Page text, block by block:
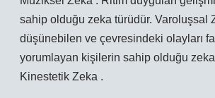
sahip olduğu zeka türüdür. Varoluşsal
düşünebilen ve çevresindeki olayları
yorumlayan kişilerin sahip olduğu
Kinestetik Zeka .